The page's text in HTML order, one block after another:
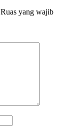
Ruas yang wajib